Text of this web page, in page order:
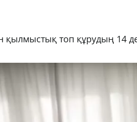
топ құрудың 14